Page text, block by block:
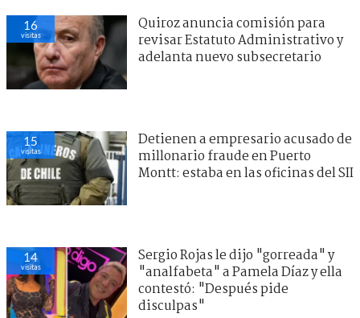
16
visitas
Quiroz anuncia comisión para
revisar Estatuto Administrativo y
adelanta nuevo subsecretario
15
visitas
Detienen a empresario acusado de
millonario fraude en Puerto
Montt: estaba en las oficinas del SII
14
visitas
Sergio Rojas le dijo "gorreada" y
"analfabeta" a Pamela Díaz y ella
contestó: "Después pide
disculpas"